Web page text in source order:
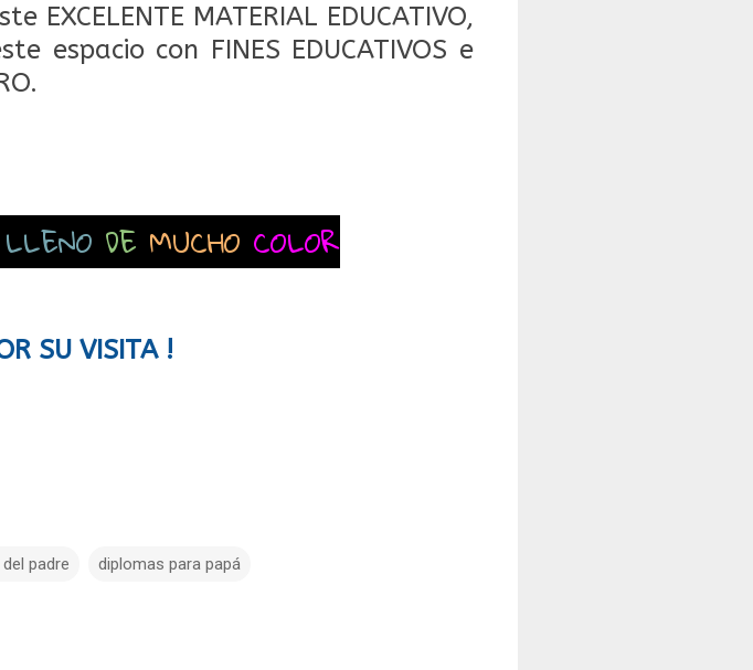
EXCELENTE MATERIAL EDUCATIVO,
espacio con FINES EDUCATIVOS e
LLENO DE MUCHO COLOR
SU VISITA !
padre diplomas para papá